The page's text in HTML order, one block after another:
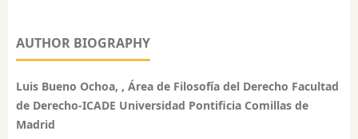
AUTHOR BIOGRAPHY
Luis Bueno Ochoa, , Área de Filosofía del Derecho Facultad
de Derecho-ICADE Universidad Pontificia Comillas de
Madrid